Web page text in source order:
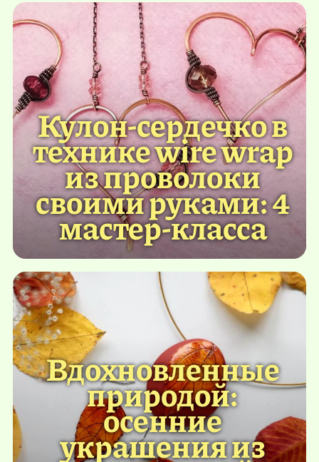
Кулон-сердечко в
технике wire wrap
из проволоки
своими руками: 4
мастер-класса
Вдохновленные
природой:
осенние
украшения из